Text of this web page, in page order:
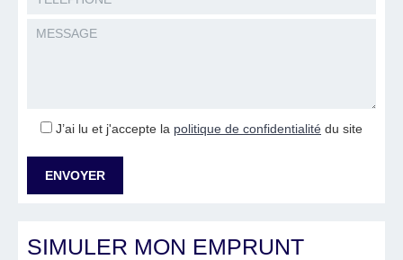
J’ai lu et j'accepte la politique de confidentialité du site
SIMULER MON EMPRUNT